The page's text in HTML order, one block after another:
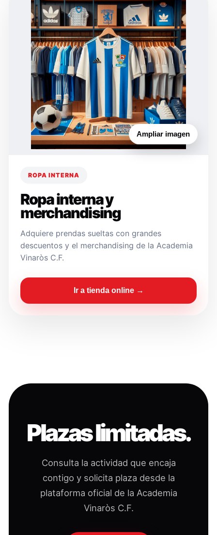
Ampliar imagen
ROPA INTERNA
Ropa interna y
merchandising
Adquiere prendas sueltas con grandes
descuentos y el merchandising de la Academia
Vinaròs C.F.
Ir a tienda online →
Plazas limitadas.
Consulta la actividad que encaja
contigo y solicita plaza desde la
plataforma oficial de la Academia
Vinaròs C.F.